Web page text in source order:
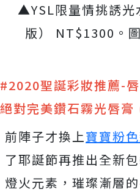
▲YSL限量情挑誘光
版） NT$1300。
#2020聖誕彩妝推薦-
絕對完美鑽石霧光唇
前陣子才換上寶寶粉
了耶誕節再推出全新
燈火元素，璀璨漸層